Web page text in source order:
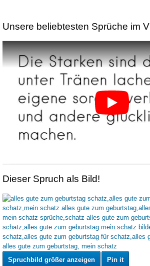
Unsere beliebtesten Sprüche im
Dieser Spruch als Bild!
Spruchbild größer anzeigen Pin it